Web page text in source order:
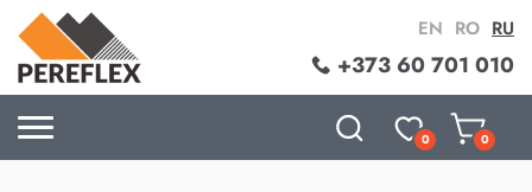
+373 60 701 010
EN RO RU
0 0